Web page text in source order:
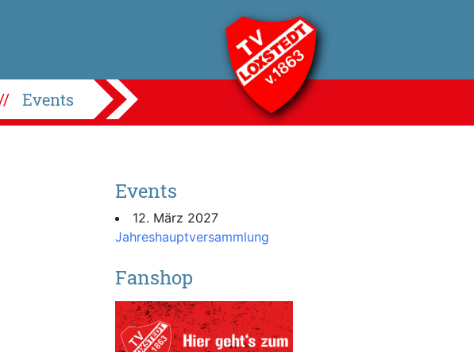
Events
Events
12. März 2027
Jahreshauptversammlung
Fanshop